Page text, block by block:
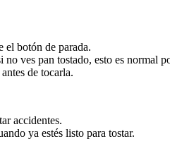
el botón de parada.
ves pan tostado, esto es normal
de tocarla.
accidentes.
ya estés listo para tostar.